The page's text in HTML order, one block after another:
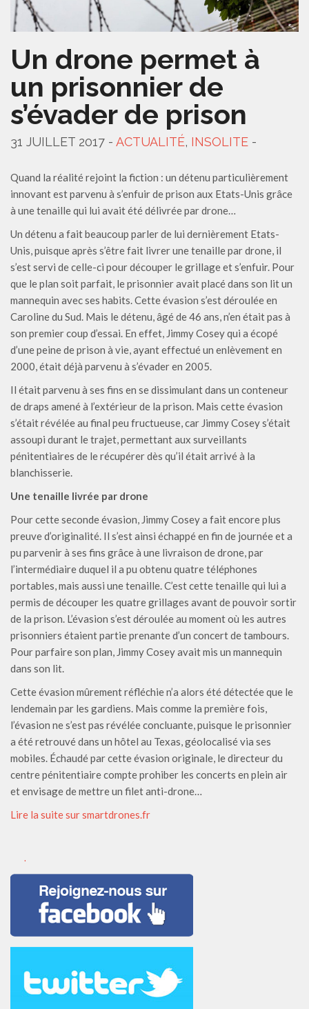
Un drone permet à
un prisonnier de
s’évader de prison
31 JUILLET 2017 - ACTUALITÉ, INSOLITE -
Quand la réalité rejoint la fiction : un détenu particulièrement
innovant est parvenu à s’enfuir de prison aux Etats-Unis grâce
à une tenaille qui lui avait été délivrée par drone…
Un détenu a fait beaucoup parler de lui dernièrement Etats-
Unis, puisque après s’être fait livrer une tenaille par drone, il
s’est servi de celle-ci pour découper le grillage et s’enfuir. Pour
que le plan soit parfait, le prisonnier avait placé dans son lit un
mannequin avec ses habits. Cette évasion s’est déroulée en
Caroline du Sud. Mais le détenu, âgé de 46 ans, n’en était pas à
son premier coup d’essai. En effet, Jimmy Cosey qui a écopé
d’une peine de prison à vie, ayant effectué un enlèvement en
2000, était déjà parvenu à s’évader en 2005.
Il était parvenu à ses fins en se dissimulant dans un conteneur
de draps amené à l’extérieur de la prison. Mais cette évasion
s’était révélée au final peu fructueuse, car Jimmy Cosey s’était
assoupi durant le trajet, permettant aux surveillants
pénitentiaires de le récupérer dès qu’il était arrivé à la
blanchisserie.
Une tenaille livrée par drone
Pour cette seconde évasion, Jimmy Cosey a fait encore plus
preuve d’originalité. Il s’est ainsi échappé en fin de journée et a
pu parvenir à ses fins grâce à une livraison de drone, par
l’intermédiaire duquel il a pu obtenu quatre téléphones
portables, mais aussi une tenaille. C’est cette tenaille qui lui a
permis de découper les quatre grillages avant de pouvoir sortir
de la prison. L’évasion s’est déroulée au moment où les autres
prisonniers étaient partie prenante d’un concert de tambours.
Pour parfaire son plan, Jimmy Cosey avait mis un mannequin
dans son lit.
Cette évasion mûrement réfléchie n’a alors été détectée que le
lendemain par les gardiens. Mais comme la première fois,
l’évasion ne s’est pas révélée concluante, puisque le prisonnier
a été retrouvé dans un hôtel au Texas, géolocalisé via ses
mobiles. Échaudé par cette évasion originale, le directeur du
centre pénitentiaire compte prohiber les concerts en plein air
et envisage de mettre un filet anti-drone…
Lire la suite sur smartdrones.fr
.